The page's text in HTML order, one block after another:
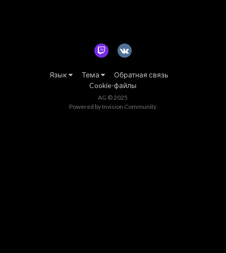
Язык Тема
Обратная связь
Cookie-файлы
AG © 2025
Powered by Invision Community